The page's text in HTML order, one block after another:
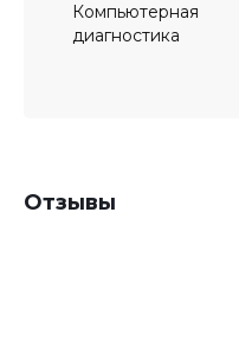
Компьютерная
диагностика
Отзывы